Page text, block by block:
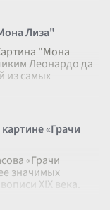
Лиза"
"Мона
Леонардо да
из самых
«Грачи
«Грачи
значимых
XIX века.